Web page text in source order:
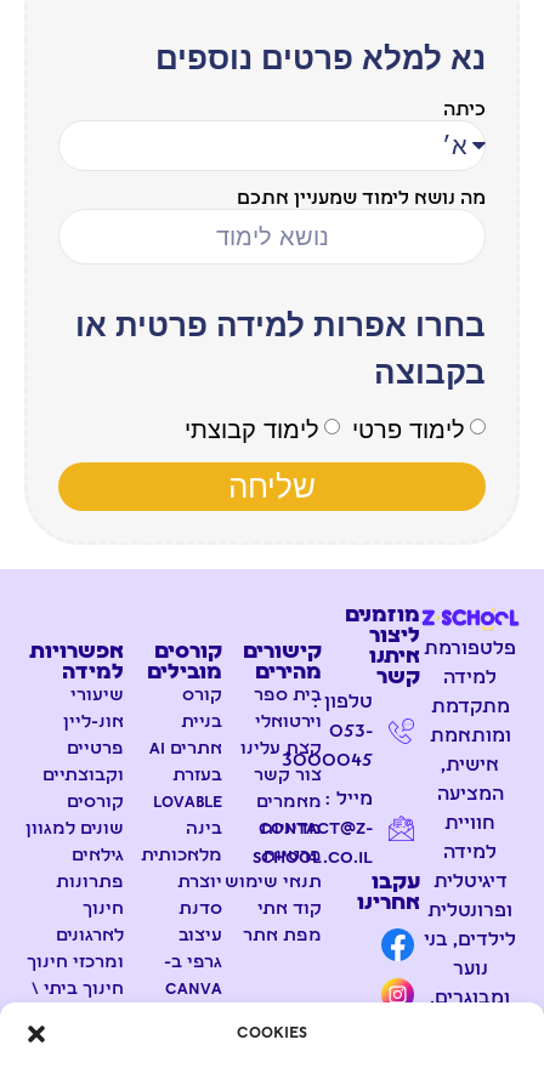
Cookies
נא למלא פרטים נוספים
כיתה
מה נושא לימוד שמעניין אתכם
בחרו אפרות למידה פרטית או
בקבוצה
לימוד פרטי לימוד קבוצתי
שליחה
פלטפורמת
למידה
מתקדמת
ומותאמת
אישית,
המציעה
חוויית
למידה
דיגיטלית
ופרונטלית
לילדים, בני
נוער
ומבוגרים.
מוזמנים
ליצור
איתנו
קשר
טלפון :
053-
3000045
מייל :
contact@z-
school.co.il
עקבו
אחרינו
קישורים
מהירים
בית ספר
וירטואלי
קצת עלינו
צור קשר
מאמרים
מדיניות
פרטיות
תנאי שימוש
קוד אתי
מפת אתר
קורסים
מובילים
קורס
בניית
אתרים AI
בעזרת
Lovable
בינה
מלאכותית
יוצרת
סדנת
עיצוב
גרפי ב-
Canva
אפשרויות
למידה
שיעורי
אונ-ליין
פרטיים
וקבוצתיים
קורסים
שונים למגוון
גילאים
פתרונות
חינוך
לארגונים
ומרכזי חינוך
חינוך ביתי \